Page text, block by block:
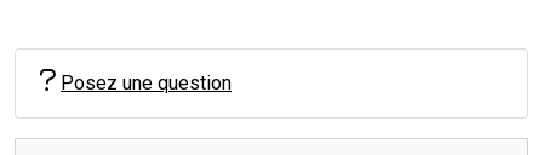
Posez une question